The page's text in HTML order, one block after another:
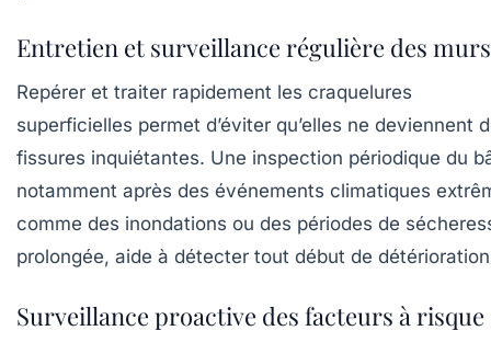
Entretien et surveillance régulière des murs
Repérer et traiter rapidement les craquelures
superficielles permet d’éviter qu’elles ne deviennent
fissures inquiétantes. Une inspection périodique du
notamment après des événements climatiques
comme des inondations ou des périodes de
prolongée, aide à détecter tout début de
Surveillance proactive des facteurs à risque